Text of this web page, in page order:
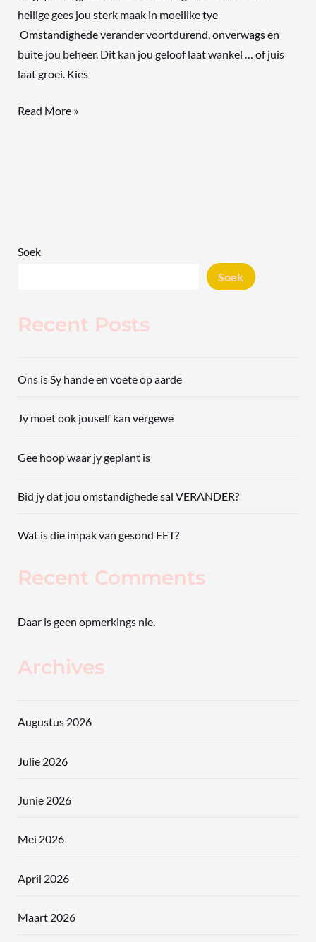
heilige gees jou sterk maak in moeilike tye
Omstandighede verander voortdurend, onverwags en
buite jou beheer. Dit kan jou geloof laat wankel … of juis
laat groei. Kies
Read More »
Soek
Soek
Recent Posts
Ons is Sy hande en voete op aarde
Jy moet ook jouself kan vergewe
Gee hoop waar jy geplant is
Bid jy dat jou omstandighede sal VERANDER?
Wat is die impak van gesond EET?
Recent Comments
Daar is geen opmerkings nie.
Archives
Augustus 2026
Julie 2026
Junie 2026
Mei 2026
April 2026
Maart 2026